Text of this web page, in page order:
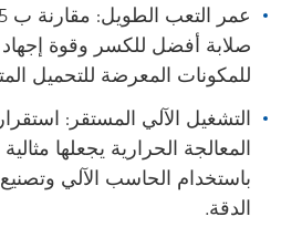
صلابة أفضل للكسر وقوة إجهاد
للمكونات المعرضة للتحميل
التشغيل الآلي المستقر: استقرار
المعالجة الحرارية يجعلها
باستخدام الحاسب الآلي
الدقة.